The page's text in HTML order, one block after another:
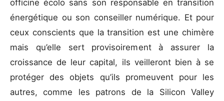
officine écolo sans son responsable en transition
énergétique ou son conseiller numérique. Et pour
ceux conscients que la transition est une chimère
mais qu’elle sert provisoirement à assurer la
croissance de leur capital, ils veilleront bien à se
protéger des objets qu’ils promeuvent pour les
autres, comme les patrons de la Silicon Valley